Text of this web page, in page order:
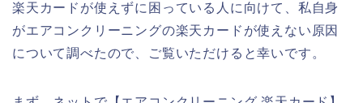
楽天カードが使えずに困っている人に向けて、私自身
がエアコンクリーニングの楽天カードが使えない原因
について調べたので、ご覧いただけると幸いです。